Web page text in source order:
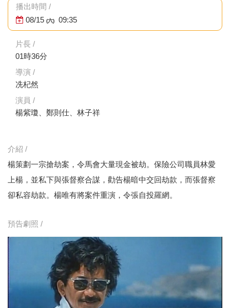
播出時間 /
08/15 (六) 09:35
片長 /
01時36分
導演 /
冼杞然
演員 /
楊紫瓊、鄭則仕、林子祥
介紹 /
楊策劃一宗搶劫案，令馬會大量現金被劫。保險公司職員林愛
上楊，並私下與張督察合謀，勸告楊暗中交回劫款，而張督察
卻私容劫款。楊唯有將案件重演，令張自投羅網。
預告劇照 /